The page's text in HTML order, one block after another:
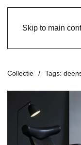
Skip to main
Collectie Tags: